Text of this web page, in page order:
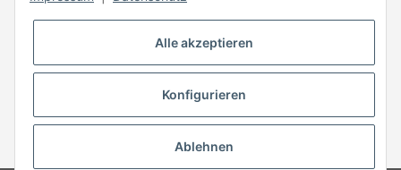
Mail: info @ megaphonic.de
* Alle Preise inkl. gesetzlicher USt.
Alle akzeptieren
Konfigurieren
Ablehnen